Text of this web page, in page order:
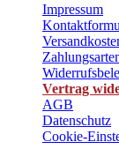
Impressum
Vertrag
AGB
Datenschutz
Cookie-